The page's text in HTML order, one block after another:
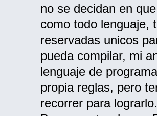
no se decidan en
como todo lenguaje,
reservadas unicos
pueda compilar, mi
lenguaje de
propia reglas, pero
recorrer para lograrlo.